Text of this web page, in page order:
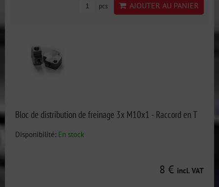
pcs AJOUTER AU PANIER
Bloc de distribution de freinage 3x M10x1 - Raccord en T
Disponibilité: En stock
8 € incl. VAT